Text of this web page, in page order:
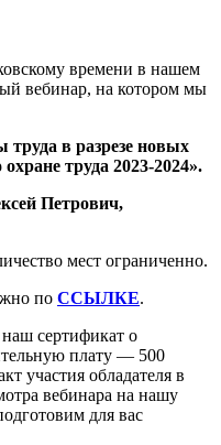
времени в нашем
вебинар, на котором мы
в разрезе новых
труда 2023-2024».
Петрович,
мест ограниченно.
по ССЫЛКЕ.
сертификат о
плату — 500
участия обладателя в
вебинара на нашу
для вас